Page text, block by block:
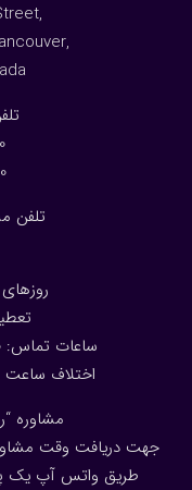
تلفن
ساعات تماس: 10 شب تا 5 صبح به وقت ایران
اختلاف ساعت
مشاوره
جهت دریافت وقت
طریق واتس آپ یک